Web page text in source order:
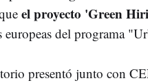
el proyecto 'Green
europeas del programa
presentó junto con